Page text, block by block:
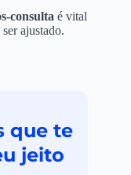
consulta é vital
ajustado.
que te
jeito